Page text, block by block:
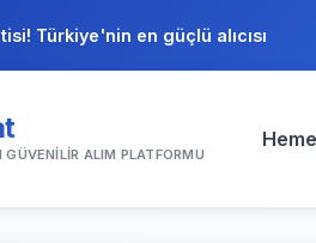
Türkiye'nin en güçlü alıcısı
GÜVENILIR ALIM PLATFORMU